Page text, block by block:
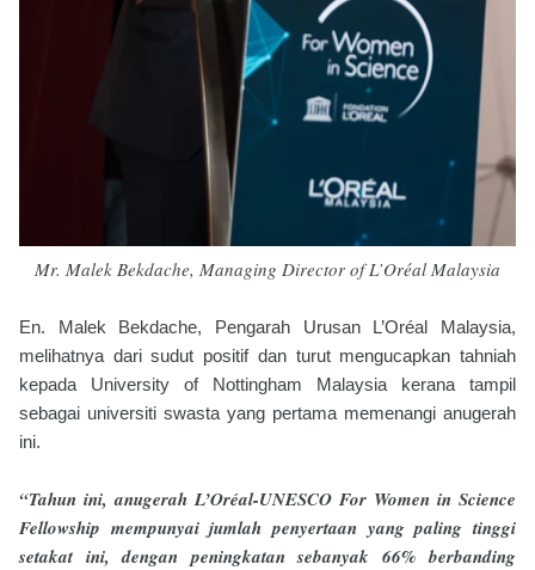
Mr. Malek Bekdache, Managing Director of L’Oréal Malaysia
En. Malek Bekdache, Pengarah Urusan L’Oréal Malaysia,
melihatnya dari sudut positif dan turut mengucapkan tahniah
kepada University of Nottingham Malaysia kerana tampil
sebagai universiti swasta yang pertama memenangi anugerah
ini.
“Tahun ini, anugerah L’Oréal-UNESCO For Women in Science
Fellowship mempunyai jumlah penyertaan yang paling tinggi
setakat ini, dengan peningkatan sebanyak 66% berbanding